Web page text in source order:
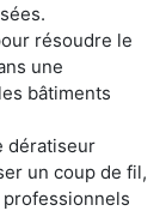
résoudre le
une
bâtiments
dératiseur
un coup de fil,